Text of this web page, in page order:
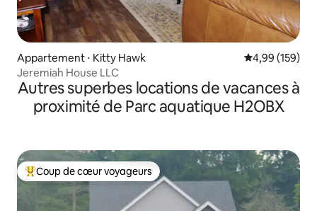
Appartement ⋅ Kitty Hawk Évaluation
4,99 (159)
Jeremiah House LLC
Autres superbes locations de vacances à
proximité de Parc aquatique H2OBX
Coups de cœur voyageurs les plus appréciés
Coup de cœur voyageurs